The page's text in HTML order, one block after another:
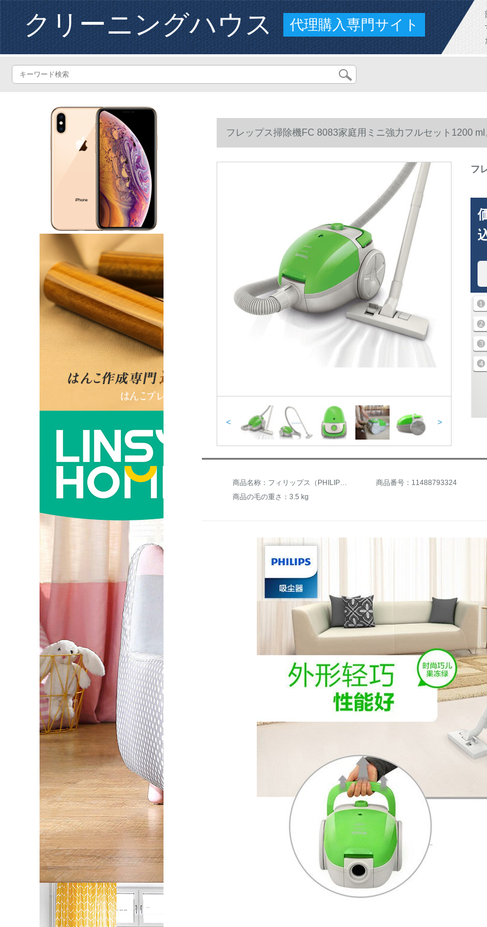
クリーニングハウス 代理購入専門サイト
フレップス掃除機FC 8083家庭用ミニ強力フルセット1200 ml
< >
フ
商品名称：フィリップス（PHILIPS）掃除機FC 8083家庭用ミニ強力フロアールシ有塵袋掃除機1200瓦 商品番号：11488793324
商品の毛の重さ：3.5 kg